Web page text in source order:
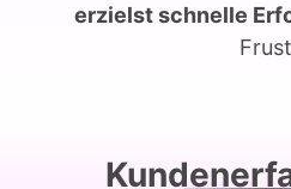
erzielst schnelle